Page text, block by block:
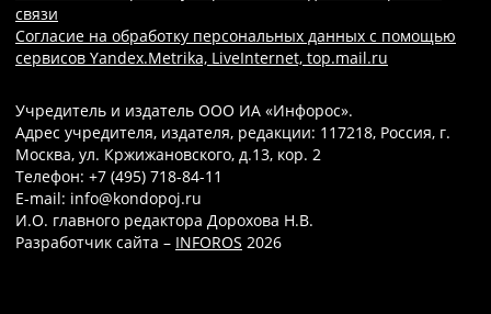
связи
Согласие на обработку персональных данных с помощью
сервисов Yandex.Metrika, LiveInternet, top.mail.ru
Учредитель и издатель ООО ИА «Инфорос».
Адрес учредителя, издателя, редакции: 117218, Россия, г.
Москва, ул. Кржижановского, д.13, кор. 2
Телефон: +7 (495) 718-84-11
E-mail: info@kondopoj.ru
И.О. главного редактора Дорохова Н.В.
Разработчик сайта – INFOROS 2026